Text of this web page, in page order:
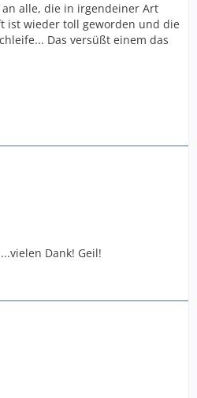
an alle, die in irgendeiner Art
ist wieder toll geworden und die
Das versüßt einem das
Dank! Geil!